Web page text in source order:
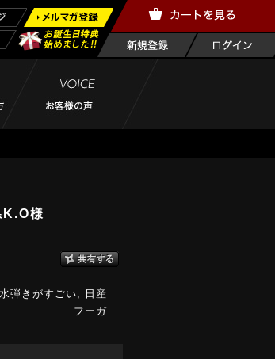
K.O様
水弾きがすごい,
日産
フーガ